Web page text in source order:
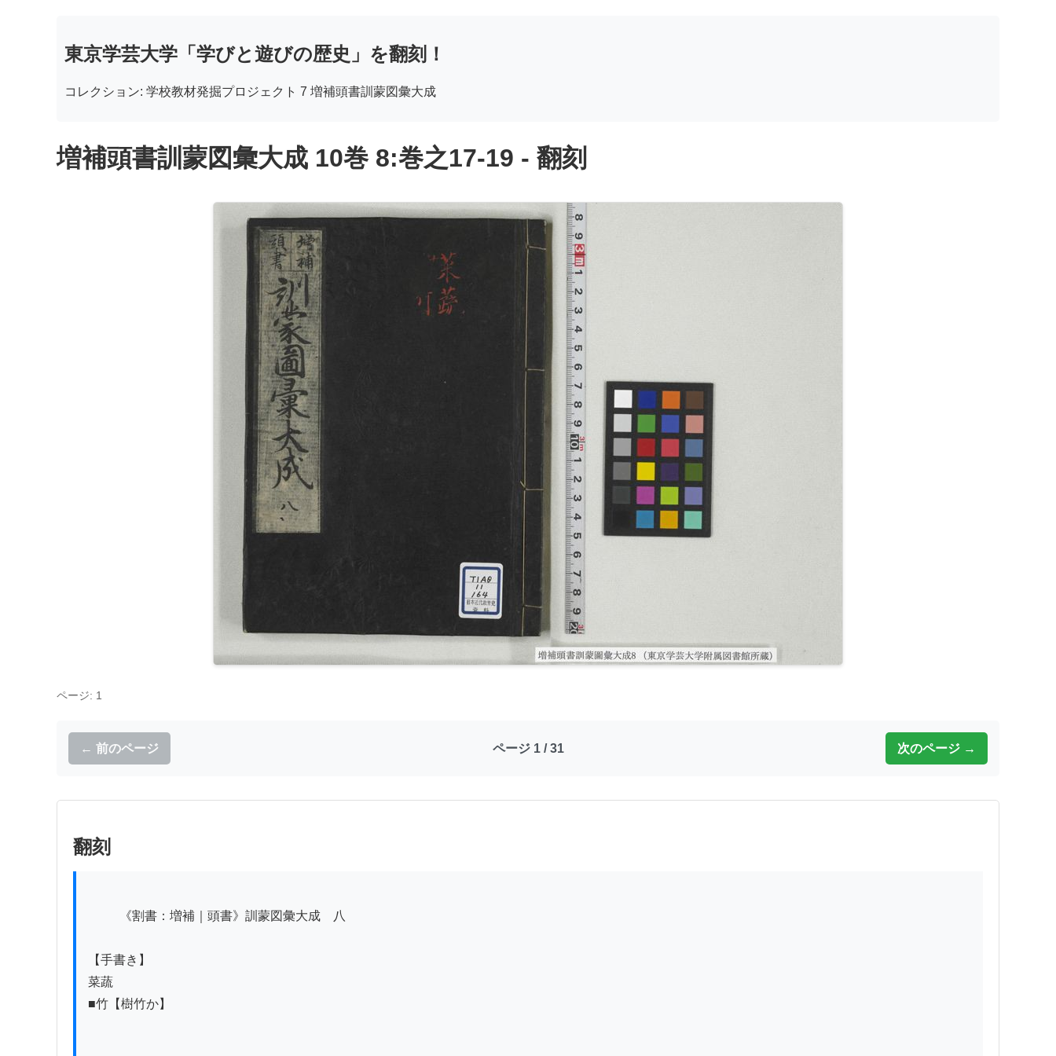
東京学芸大学「学びと遊びの歴史」を翻刻！
コレクション: 学校教材発掘プロジェクト 7 増補頭書訓蒙図彙大成
増補頭書訓蒙図彙大成 10巻 8:巻之17-19 - 翻刻
ページ: 1
← 前のページ ページ 1 / 31 次のページ →
翻刻
【手書き】
菜蔬
■竹【樹竹か】